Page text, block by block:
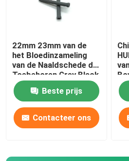
22mm 23mm van de
het Bloedinzameling
van de Naaldschede de
Toebehoren Grey Black
Beste prijs
Contacteer ons